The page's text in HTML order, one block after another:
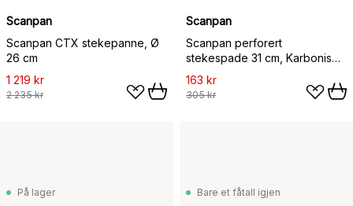
Scanpan
Scanpan CTX stekepanne, Ø
26 cm
1 219 kr
2 235 kr
Scanpan
Scanpan perforert
stekespade 31 cm, Karbonisert
ask
163 kr
305 kr
På lager Bare et fåtall igjen